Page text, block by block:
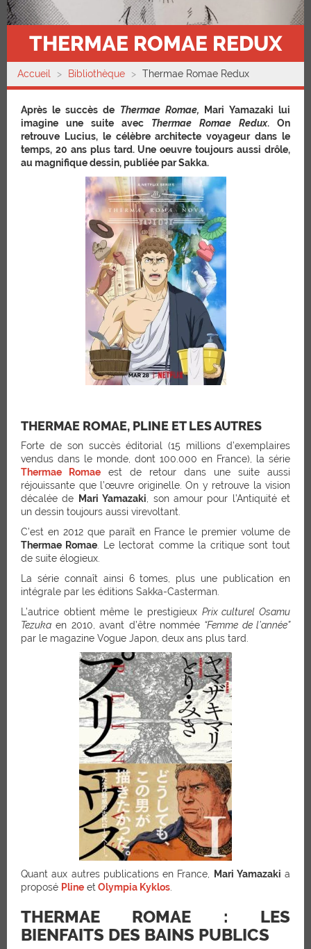
THERMAE ROMAE REDUX
Accueil Bibliothèque Thermae Romae Redux
Après le succès de Thermae Romae, Mari Yamazaki lui
imagine une suite avec Thermae Romae Redux. On
retrouve Lucius, le célèbre architecte voyageur dans le
temps, 20 ans plus tard. Une oeuvre toujours aussi drôle,
au magnifique dessin, publiée par Sakka.
THERMAE ROMAE, PLINE ET LES AUTRES
Forte de son succès éditorial (15 millions d’exemplaires
vendus dans le monde, dont 100.000 en France), la série
Thermae Romae est de retour dans une suite aussi
réjouissante que l’œuvre originelle. On y retrouve la vision
décalée de
Mari Yamazaki , son amour pour l’Antiquité et
un dessin toujours aussi virevoltant.
C’est en 2012 que paraît en France le premier volume de
Thermae Romae . Le lectorat comme la critique sont tout
de suite élogieux.
La série connaît ainsi 6 tomes, plus une publication en
intégrale par les éditions Sakka-Casterman.
L’autrice obtient même le prestigieux Prix culturel Osamu
Tezuka en 2010, avant d’être nommée “Femme de l’année”
par le magazine Vogue Japon, deux ans plus tard.
Quant aux autres publications en France, Mari Yamazaki a
proposé Pline et Olympia Kyklos
THERMAE ROMAE : LES
BIENFAITS DES BAINS PUBLICS